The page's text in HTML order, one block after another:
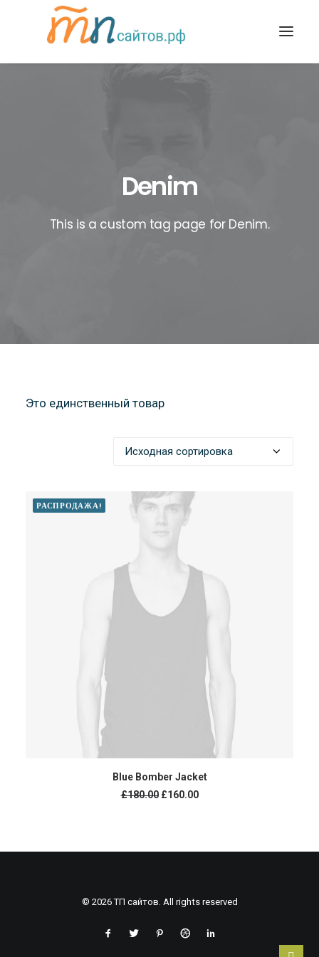
Denim
This is a custom tag page for Denim.
Это единственный товар
РАСПРОДАЖА!
В КОРЗИНУ
Blue Bomber Jacket
£180.00 £160.00
© 2026 ТП сайтов. All rights reserved